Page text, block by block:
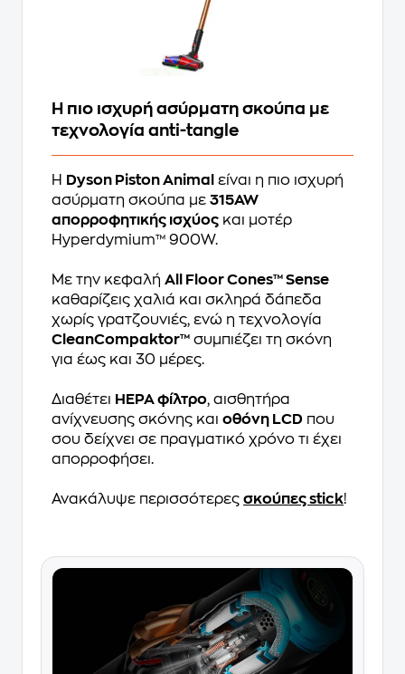
Η πιο ισχυρή ασύρματη σκούπα με
τεχνολογία anti-tangle
Η Dyson Piston Animal είναι η πιο ισχυρή
ασύρματη σκούπα με 315AW
απορροφητικής ισχύος και μοτέρ
Hyperdymium™ 900W.
Με την κεφαλή All Floor Cones™ Sense
καθαρίζεις χαλιά και σκληρά δάπεδα
χωρίς γρατζουνιές, ενώ η τεχνολογία
CleanCompaktor™ συμπιέζει τη σκόνη
για έως και 30 μέρες.
Διαθέτει HEPA φίλτρο, αισθητήρα
ανίχνευσης σκόνης και οθόνη LCD που
σου δείχνει σε πραγματικό χρόνο τι έχει
απορροφήσει.
Ανακάλυψε περισσότερες σκούπες stick!